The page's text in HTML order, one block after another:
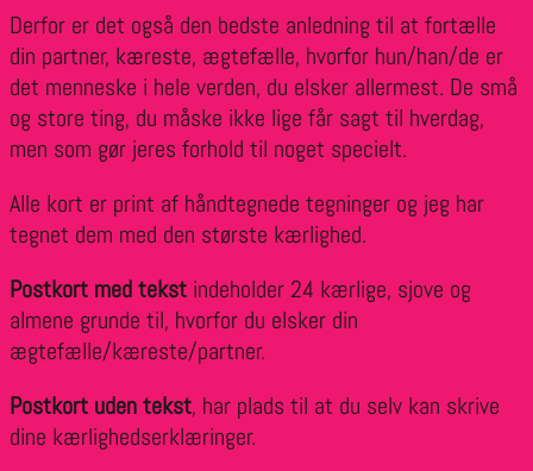
Derfor er det også den bedste anledning til at fortælle
din partner, kæreste, ægtefælle, hvorfor hun/han/de er
det menneske i hele verden, du elsker allermest. De små
og store ting, du måske ikke lige får sagt til hverdag,
men som gør jeres forhold til noget specielt.
Alle kort er print af håndtegnede tegninger og jeg har
tegnet dem med den største kærlighed.
Postkort med tekst indeholder 24 kærlige, sjove og
almene grunde til, hvorfor du elsker din
ægtefælle/kæreste/partner.
Postkort uden tekst, har plads til at du selv kan skrive
dine kærlighedserklæringer.